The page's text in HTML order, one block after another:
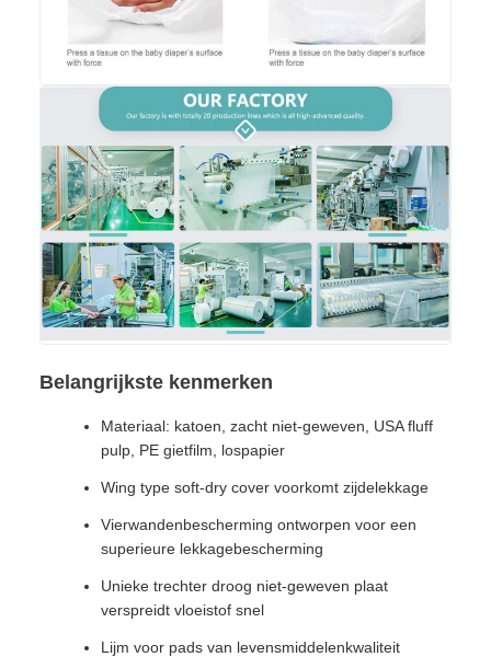
Belangrijkste kenmerken
Materiaal: katoen, zacht niet-geweven, USA fluff
pulp, PE gietfilm, lospapier
Wing type soft-dry cover voorkomt zijdelekkage
Vierwandenbescherming ontworpen voor een
superieure lekkagebescherming
Unieke trechter droog niet-geweven plaat
verspreidt vloeistof snel
Lijm voor pads van levensmiddelenkwaliteit